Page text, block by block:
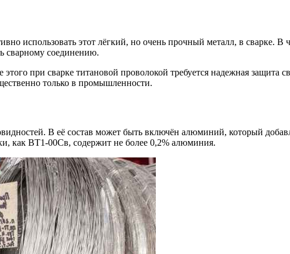
использовать этот лёгкий, но очень прочный металл, в сварке. В
сварному соединению.
при сварке титановой проволокой требуется надежная
только в промышленности.
В её состав может быть включён алюминий, который
как ВТ1-00Св, содержит не более 0,2% алюминия.